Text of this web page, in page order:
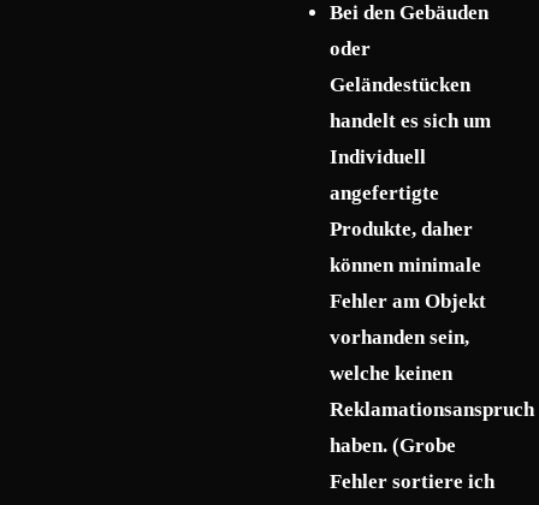
Bei den Gebäuden
oder
Geländestücken
handelt es sich um
Individuell
angefertigte
Produkte, daher
können minimale
Fehler am Objekt
vorhanden sein,
welche keinen
Reklamationsanspruch
haben. (Grobe
Fehler sortiere ich